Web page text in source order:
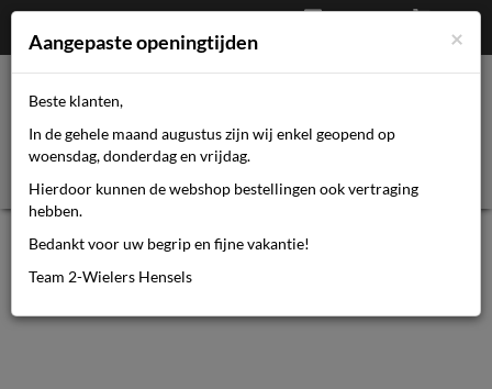
€0,00
Afrekenen
Mijn account
Ds Elvedes splitpen 35mm o.a
Shimano
×
Aangepaste openingtijden
Beste klanten,
In de gehele maand augustus zijn wij enkel geopend op
woensdag, donderdag en vrijdag.
Hierdoor kunnen de webshop bestellingen ook vertraging
hebben.
Bedankt voor uw begrip en fijne vakantie!
Team 2-Wielers Hensels